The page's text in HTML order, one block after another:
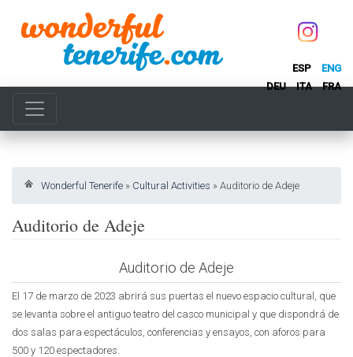
ESP
ENG
DEU
ITA FRA
Wonderful Tenerife » Cultural Activities » Auditorio de Adeje
Auditorio de Adeje
Auditorio de Adeje
El 17 de marzo de 2023 abrirá sus puertas el nuevo espacio cultural, que
se levanta sobre el antiguo teatro del casco municipal y que dispondrá de
dos salas para espectáculos, conferencias y ensayos, con aforos para
500 y 120 espectadores.